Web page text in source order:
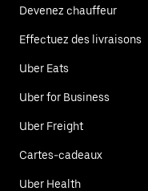
Devenez chauffeur
Effectuez des livraisons
Uber Eats
Uber for Business
Uber Freight
Cartes-cadeaux
Uber Health